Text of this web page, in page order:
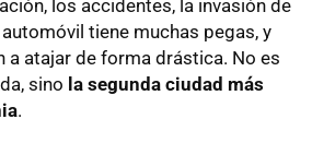
los accidentes, la invasión de
automóvil tiene muchas pegas, y
a atajar de forma drástica. No es
sino la segunda ciudad más
.